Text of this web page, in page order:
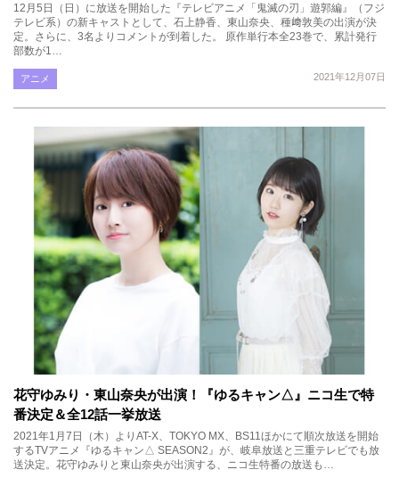
12月5日（日）に放送を開始した『テレビアニメ「鬼滅の刃」遊郭編』（フジ
テレビ系）の新キャストとして、石上静香、東山奈央、種﨑敦美の出演が決
定。さらに、3名よりコメントが到着した。 原作単行本全23巻で、累計発行
部数が1…
2021年12月07日
アニメ
花守ゆみり・東山奈央が出演！『ゆるキャン△』ニコ生で特
番決定＆全12話一挙放送
2021年1月7日（木）よりAT-X、TOKYO MX、BS11ほかにて順次放送を開始
するTVアニメ『ゆるキャン△ SEASON2』が、岐阜放送と三重テレビでも放
送決定。花守ゆみりと東山奈央が出演する、ニコ生特番の放送も…